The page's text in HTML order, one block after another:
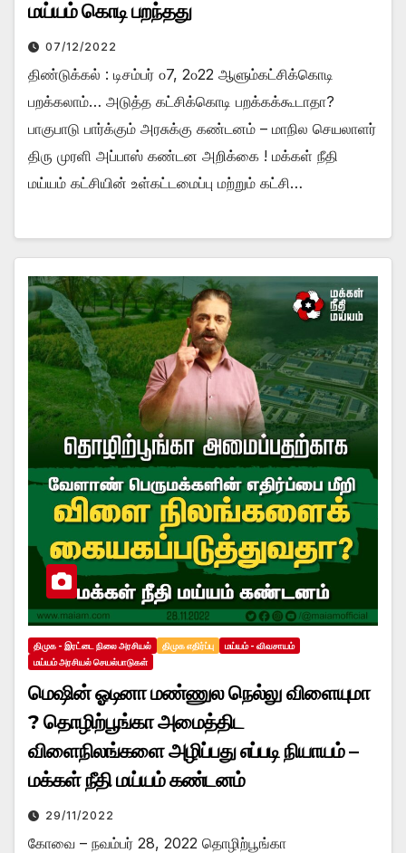
மய்யம் கொடி பறந்தது
07/12/2022
திண்டுக்கல் : டிசம்பர் ௦7, 2௦22 ஆளும்கட்சிக்கொடி
பறக்கலாம்… அடுத்த கட்சிக்கொடி பறக்கக்கூடாதா?
பாகுபாடு பார்க்கும் அரசுக்கு கண்டனம் – மாநில செயலாளர்
திரு முரளி அப்பாஸ் கண்டன அறிக்கை ! மக்கள் நீதி
மய்யம் கட்சியின் உள்கட்டமைப்பு மற்றும் கட்சி…
திமுக - இரட்டை நிலை அரசியல் திமுக எதிர்ப்பு
மய்யம் - விவசாயம்
மய்யம் அரசியல் செயல்பாடுகள்
மெஷின் ஓடினா மண்ணுல நெல்லு விளையுமா
? தொழிற்பூங்கா அமைத்திட
விளைநிலங்களை அழிப்பது எப்படி நியாயம் –
மக்கள் நீதி மய்யம் கண்டனம்
29/11/2022
கோவை – நவம்பர் 28, 2022 தொழிற்பூங்கா